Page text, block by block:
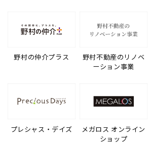
野村の仲介プラス
野村不動産のリノベ
ーション事業
プレシャス・デイズ
メガロス オンライン
ショップ